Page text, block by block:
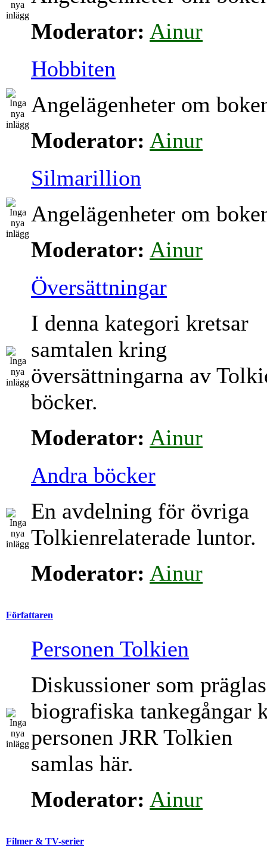
Moderator: Ainur
Hobbiten
Angelägenheter om
Moderator: Ainur
Silmarillion
Angelägenheter om
Moderator: Ainur
Översättningar
I denna kategori kretsar
samtalen kring
översättningarna av
böcker.
Moderator: Ainur
Andra böcker
En avdelning för övriga
Tolkienrelaterade luntor.
Moderator: Ainur
Författaren
Personen Tolkien
Diskussioner som
biografiska tankegångar
personen JRR Tolkien
samlas här.
Moderator: Ainur
Filmer & TV-serier